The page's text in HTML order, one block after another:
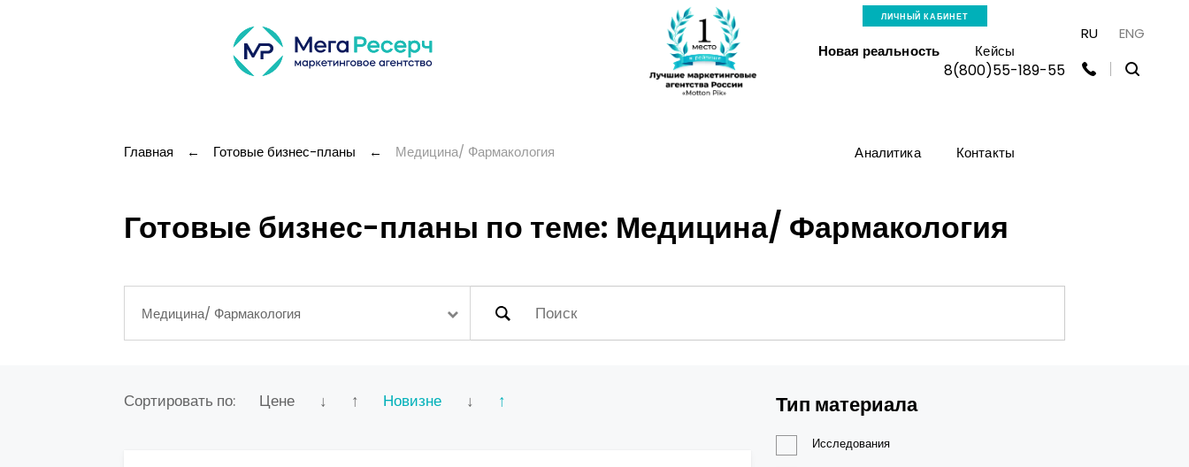
ЛИЧНЫЙ КАБИНЕТ
Новая реальность Кейсы
Аналитика Контакты
RU ENG
8(800)55-189-55
Главная ← Готовые бизнес-планы ← Медицина/ Фармакология
Готовые бизнес-планы по теме: Медицина/ Фармакология
Медицина/ Фармакология
Сортировать по: Цене ↓ ↑ Новизне ↓ ↑ Тип материала
Исследования